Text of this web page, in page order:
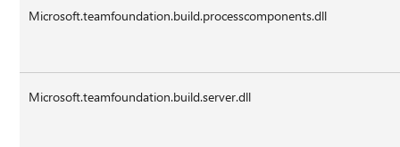
Microsoft.teamfoundation.build.processcomponents.dll
Microsoft.teamfoundation.build.server.dll